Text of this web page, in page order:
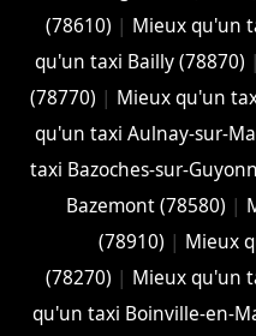
(78610) | Mieux qu'un
qu'un taxi Bailly (78870) |
(78770) | Mieux qu'un
qu'un taxi Aulnay-sur-
taxi Bazoches-sur-
Bazemont (78580) |
(78910) | Mieux
(78270) | Mieux qu'un
qu'un taxi Boinville-en-